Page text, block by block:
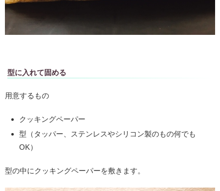
型に入れて固める
用意するもの
クッキングペーパー
型（タッパー、ステンレスやシリコン製のもの何でも
OK）
型の中にクッキングペーパーを敷きます。